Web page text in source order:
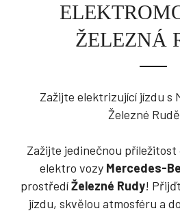
ŽELEZNÁ
Zažijte elektrizující jízdu s
Železné
Zažijte jedinečnou příležitost
elektro vozy Mercedes-
prostředíŽelezné Rudy!
jízdu, skvělou atmosféru a